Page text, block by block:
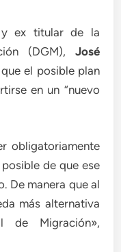
ex titular de la
(DGM), José
el posible plan
en un “nuevo
obligatoriamente
de que ese
De manera que al
más alternativa
de Migración»,